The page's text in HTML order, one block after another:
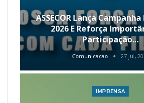
ASSECOR Lança
2026 E Reforça
Participação…
Comunicacao 27 jul,
IMPRENSA